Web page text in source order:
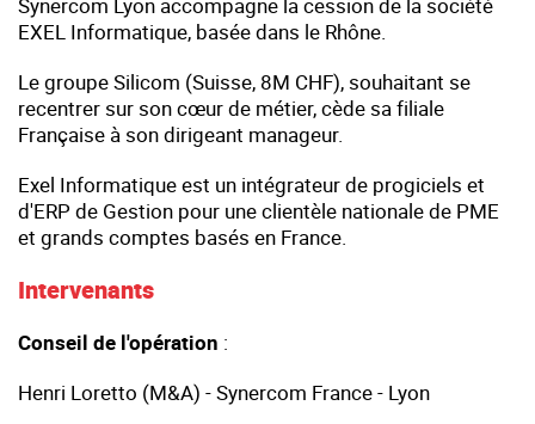
Synercom Lyon accompagne la cession de la société
EXEL Informatique, basée dans le Rhône.
Le groupe Silicom (Suisse, 8M CHF), souhaitant se
recentrer sur son cœur de métier, cède sa filiale
Française à son dirigeant manageur.
Exel Informatique est un intégrateur de progiciels et
d'ERP de Gestion pour une clientèle nationale de PME
et grands comptes basés en France.
Intervenants
Conseil de l'opération :
Henri Loretto (M&A) - Synercom France - Lyon